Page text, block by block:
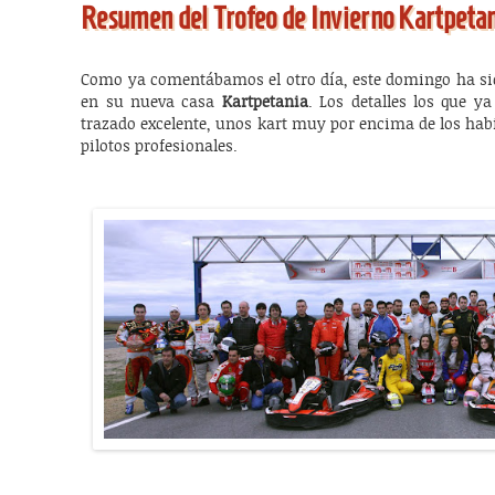
Resumen del Trofeo de Invierno
Como ya comentábamos el otro día, este domingo ha
en su nueva casa Kartpetania. Los detalles los que
trazado excelente, unos kart muy por encima de los
pilotos profesionales.